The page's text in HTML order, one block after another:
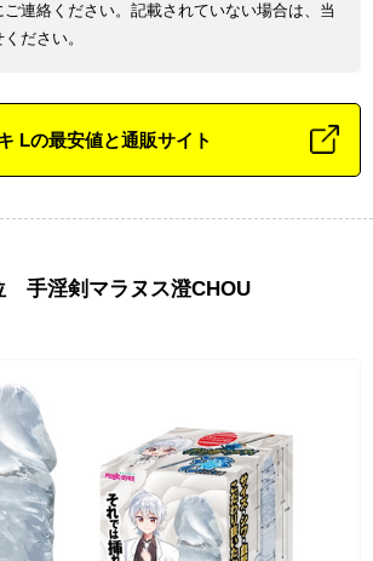
連絡ください。記載されていない場合は、当
ださい。
Lの最安値と通販サイト
手淫剣マラヌス澄CHOU